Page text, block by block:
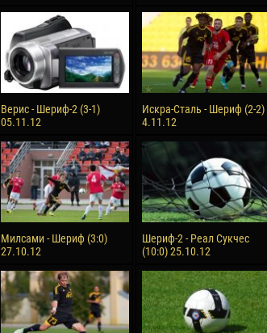
Верис - Шериф-2 (3-1)
05.11.12
Искра-Сталь - Шериф (2-2)
4.11.12
Милсами - Шериф (3:0)
27.10.12
Шериф-2 - Реал Сукчес
(10:0) 25.10.12